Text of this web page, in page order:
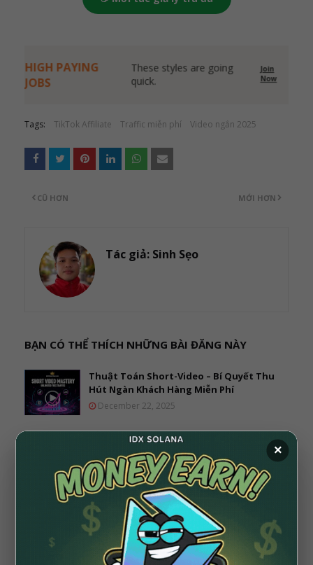
HIGH PAYING
JOBS
These styles are going
quick.
Join
Now
Tags: TikTok Affiliate Traffic miễn phí Video ngắn 2025
MỚI HƠN
CŨ HƠN
Tác giả: Sinh Sẹo
BẠN CÓ THỂ THÍCH NHỮNG BÀI ĐĂNG NÀY
Thuật Toán Short-Video – Bí Quyết Thu
Hút Ngàn Khách Hàng Miễn Phí
December 22, 2025
ĐĂNG NHẬN XÉT
×